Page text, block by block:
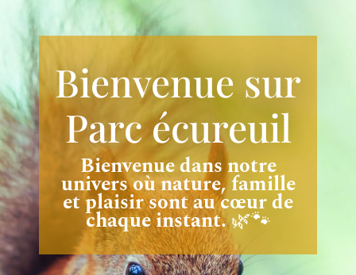
Bienvenue sur
Parc écureuil
Bienvenue dans notre
univers où nature, famille
et plaisir sont au cœur de
chaque instant.🌿🐾